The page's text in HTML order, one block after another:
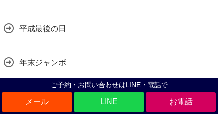
ご予約・お問い合わせはLINE・電話で
LINE
平成最後の日
年末ジャンボ